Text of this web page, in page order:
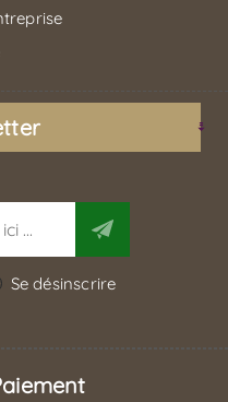
Se désinscrire